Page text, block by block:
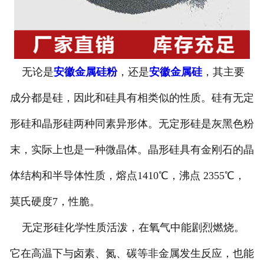
无论是安徽金属硅粉，还是安徽金属硅，其主要
成分都是硅，因此和硅具有相类似的性质。硅有无定
形硅和晶形硅两种同素异形体。无定形硅是灰黑色粉
末，实际上也是一种微晶体。晶形硅具有金刚石的晶
体结构和半导体性质，熔点1410℃，沸点 2355℃，
莫氏硬度7，性脆。
无定形硅化学性质活泼，在氧气中能剧烈燃烧。
它在高温下与卤素、氮、碳等非金属发生反应，也能